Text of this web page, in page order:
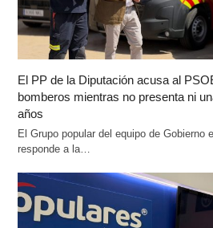
El PP de la Diputación acusa al
bomberos mientras no presenta ni
años
El Grupo popular del equipo de Gobierno
responde a la…